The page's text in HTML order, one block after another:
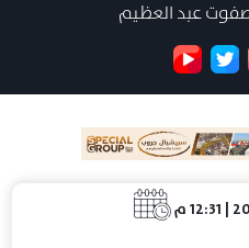
صفوت عبد العظيم